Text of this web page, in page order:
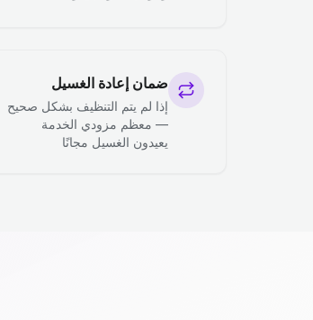
ضمان إعادة الغسيل
إذا لم يتم التنظيف بشكل صحيح
— معظم مزودي الخدمة
يعيدون الغسيل مجانًا